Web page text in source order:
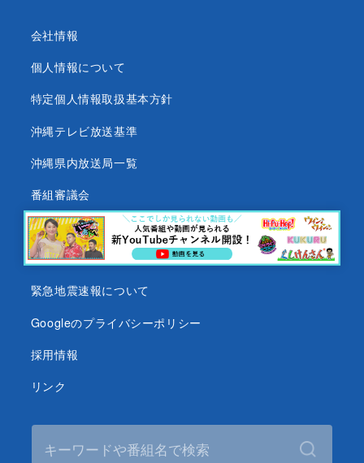
会社情報
個人情報について
特定個人情報取扱基本方針
沖縄テレビ放送基準
沖縄県内放送局一覧
番組審議会
沖縄テレビ名義の後援依頼について
テレビ視聴データについて
緊急地震速報について
Googleのプライバシーポリシー
採用情報
リンク